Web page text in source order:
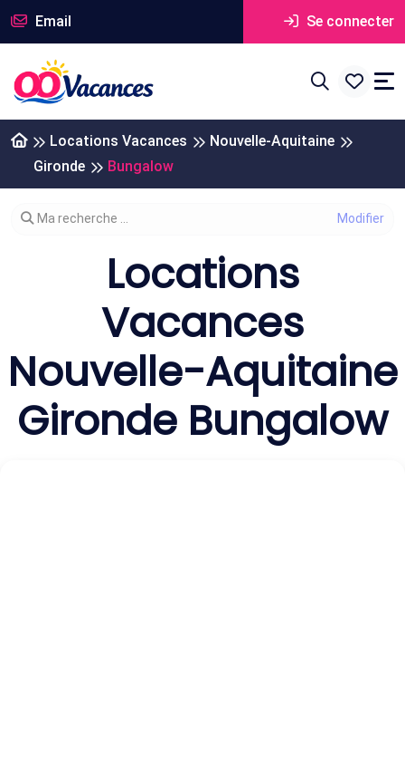
Email Se connecter
Locations Vacances
Nouvelle-Aquitaine
Gironde
Bungalow
Modifier votre recherche
Ma recherche ...
Locations
Vacances
Nouvelle-Aquitaine
Gironde Bungalow